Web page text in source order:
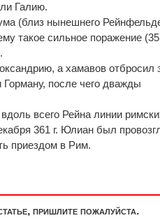
Галию.
(близ нынешнего
такое сильное поражение
а хамавов отбросил
Горману, после чего дважды
всего Рейна линии
361 г. Юлиан был
приездом в Рим.
пришлите пожалуйста.